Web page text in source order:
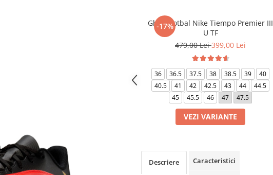
-17%
Ghete fotbal Nike Tiempo Premier III
U TF
479,00 Lei399,00 Lei
36 36.5 37.5 38 38.5 39
40
40.5
41 42 42.5 43 44
44.5
45
45.5 46 47 47.5
VEZI VARIANTE
Descriere Caracteristici